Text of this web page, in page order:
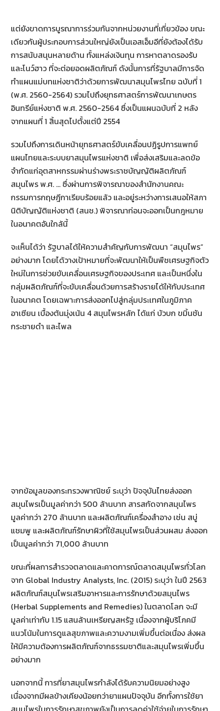
แต่ยังขาดการบูรณาการร่วมกันจากหน่วยงานที่เกี่ยวข้อง ขณะ
เดียวกันผู้ประกอบการส่วนใหญ่ยังเป็นเอสเอ็มอีที่ยังต้องได้รับ
การสนับสนุนหลายด้าน ทั้งแหล่งเงินทุน การหาตลาดรองรับ
และโนว์ฮาว ที่จะต่อยอดผลิตภัณฑ์ ดังนั้นการที่รัฐบาลมีการจัด
ทำแผนแม่บทแห่งชาติว่าด้วยการพัฒนาสมุนไพรไทย ฉบับที่ 1
(พ.ศ. 2560-2564) รวมไปถึงยุทธศาสตร์การพัฒนาเกษตร
อินทรีย์แห่งชาติ พ.ศ. 2560-2564 ซึ่งเป็นแผนฉบับที่ 2 หลัง
จากแผนที่ 1 สิ้นสุดไปตั้งแต่ปี 2554
รวมไปถึงการเดินหน้ายุทธศาสตร์ขับเคลื่อนปฏิรูปการแพทย์
แผนไทยและระบบยาสมุนไพรแห่งชาติ เพื่อส่งเสริมและลดข้อ
จำกัดแก่อุตสาหกรรมผ่านร่างพระราชบัญญัติผลิตภัณฑ์
สมุนไพร พ.ศ. … ซึ่งผ่านการพิจารณาของสำนักงานคณะ
กรรมการกฤษฎีกาเรียบร้อยแล้ว และอยู่ระหว่างการเสนอให้สภา
นิติบัญญัติแห่งชาติ (สนช.) พิจารณาก่อนจะออกเป็นกฎหมาย
ในอนาคตอันใกล้นี้
จะเห็นได้ว่า รัฐบาลได้ให้ความสำคัญกับการพัฒนา “สมุนไพร”
อย่างมาก โดยได้วางเป้าหมายที่จะพัฒนาให้เป็นพืชเศรษฐกิจตัว
ใหม่ในการช่วยขับเคลื่อนเศรษฐกิจของประเทศ และเป็นหนึ่งใน
กลุ่มผลิตภัณฑ์ที่จะขับเคลื่อนด้วยการสร้างรายได้ให้กับประเทศ
ในอนาคต โดยเฉพาะการส่งออกไปสู่กลุ่มประเทศในภูมิภาค
อาเซียน เบื้องต้นมุ่งเน้น 4 สมุนไพรหลัก ได้แก่ บัวบก ขมิ้นชัน
กระชายดำ และไพล
จากข้อมูลของกระทรวงพาณิชย์ ระบุว่า ปัจจุบันไทยส่งออก
สมุนไพรเป็นมูลค่ากว่า 500 ล้านบาท สารสกัดจากสมุนไพร
มูลค่ากว่า 270 ล้านบาท และผลิตภัณฑ์เครื่องสำอาง เช่น สบู่
แชมพู และผลิตภัณฑ์รักษาผิวที่ใช้สมุนไพรเป็นส่วนผสม ส่งออก
เป็นมูลค่ากว่า 71,000 ล้านบาท
ขณะที่ผลการสำรวจตลาดและคาดการณ์ตลาดสมุนไพรทั่วโลก
จาก Global Industry Analysts, Inc. (2015) ระบุว่า ในปี 2563
ผลิตภัณฑ์สมุนไพรเสริมอาหารและการรักษาด้วยสมุนไพร
(Herbal Supplements and Remedies) ในตลาดโลก จะมี
มูลค่าเท่ากับ 1.15 แสนล้านเหรียญสหรัฐ เนื่องจากผู้บริโภคมี
แนวโน้มในการดูแลสุขภาพและความงามเพิ่มขึ้นต่อเนื่อง ส่งผล
ให้มีความต้องการผลิตภัณฑ์จากธรรมชาติและสมุนไพรเพิ่มขึ้น
อย่างมาก
นอกจากนี้ การที่ยาสมุนไพรกำลังได้รับความนิยมอย่างสูง
เนื่องจากมีผลข้างเคียงน้อยกว่ายาแผนปัจจุบัน อีกทั้งการใช้ยา